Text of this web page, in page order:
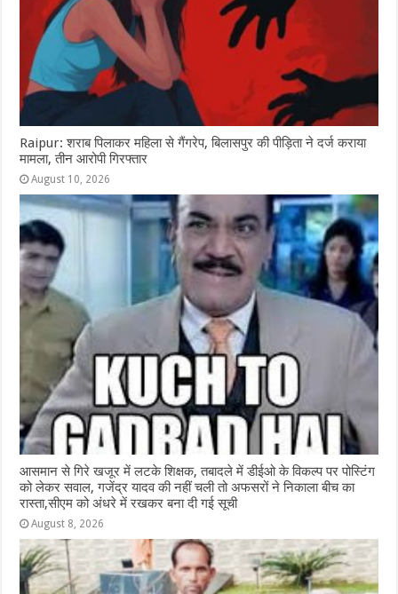
Raipur: शराब पिलाकर महिला से गैंगरेप, बिलासपुर की पीड़िता ने दर्ज कराया
मामला, तीन आरोपी गिरफ्तार
August 10, 2026
आसमान से गिरे खजूर में लटके शिक्षक, तबादले में डीईओ के विकल्प पर पोस्टिंग
को लेकर सवाल, गजेंद्र यादव की नहीं चली तो अफसरों ने निकाला बीच का
रास्ता,सीएम को अंधरे में रखकर बना दी गई सूची
August 8, 2026